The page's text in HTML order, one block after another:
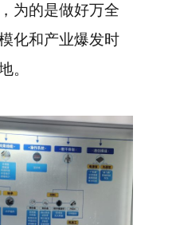
为的是做好万全
化和产业爆发时
。